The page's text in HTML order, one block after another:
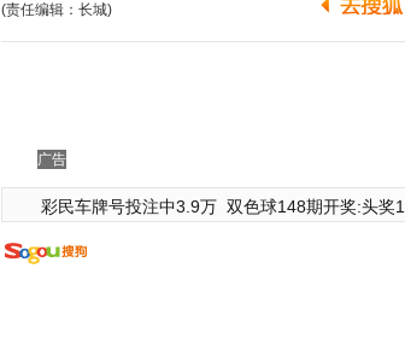
(责任编辑：长城)
广告
彩民车牌号投注中3.9万 双色球148期开奖:头奖